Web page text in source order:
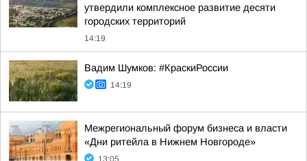
утвердили комплексное развитие десяти
городских территорий
14:19
Вадим Шумков: #КраскиРоссии
14:19
Межрегиональный форум бизнеса и власти
«Дни ритейла в Нижнем Новгороде»
13:05